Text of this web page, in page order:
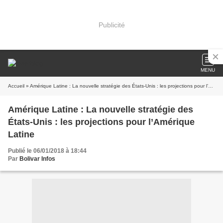
Publicité
MENU
Accueil » Amérique Latine : La nouvelle stratégie des États-Unis : les projections pour l’Amérique Latine
Amérique Latine : La nouvelle stratégie des
États-Unis : les projections pour l’Amérique
Latine
Publié le 06/01/2018 à 18:44
Par Bolivar Infos